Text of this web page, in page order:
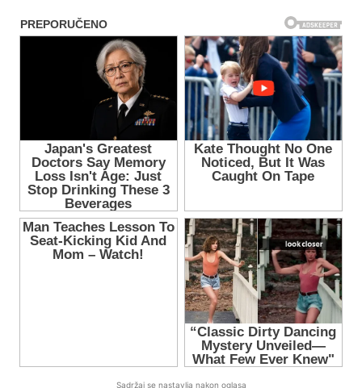
Sadržaj se nastavlja nakon oglasa